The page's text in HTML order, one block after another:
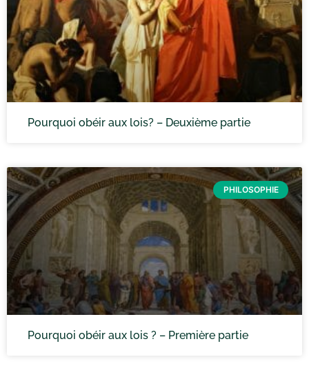
Pourquoi obéir aux lois? – Deuxième partie
PHILOSOPHIE
Pourquoi obéir aux lois ? – Première partie